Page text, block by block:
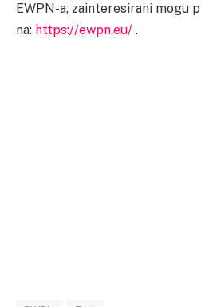
EWPN-a, zainteresirani mogu
na: https://ewpn.eu/ .